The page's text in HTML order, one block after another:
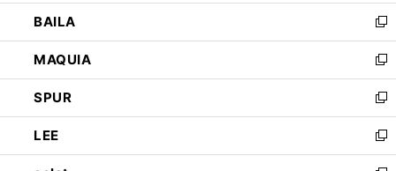
く
ウ
ィ
ン
ド
ウ
で
開
く
し
い
ウ
ィ
ン
ド
ウ
で
開
BAILA
新
し
い
ウ
ィ
ン
ド
ウ
MAQUIA
新
し
い
ウ
ィ
ン
SPUR
新
し
い
ウ
LEE
新
し